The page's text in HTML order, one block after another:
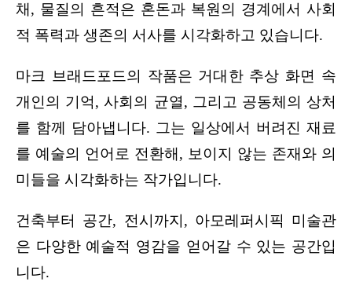
채, 물질의 흔적은 혼돈과 복원의 경계에서 사회
적 폭력과 생존의 서사를 시각화하고 있습니다.
마크 브래드포드의 작품은 거대한 추상 화면 속
개인의 기억, 사회의 균열, 그리고 공동체의 상처
를 함께 담아냅니다. 그는 일상에서 버려진 재료
를 예술의 언어로 전환해, 보이지 않는 존재와 의
미들을 시각화하는 작가입니다.
건축부터 공간, 전시까지, 아모레퍼시픽 미술관
은 다양한 예술적 영감을 얻어갈 수 있는 공간입
니다.